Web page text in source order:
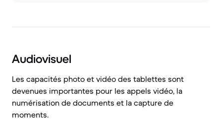
Audiovisuel
Les capacités photo et vidéo des tablettes sont
devenues importantes pour les appels vidéo, la
numérisation de documents et la capture de
moments.